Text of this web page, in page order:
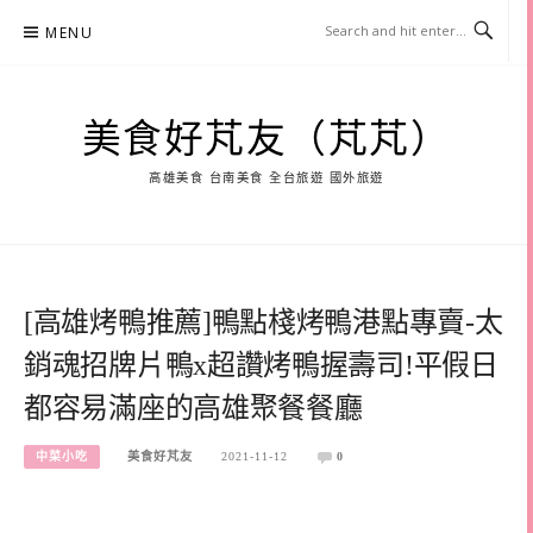
MENU
美食好芃友（芃芃）
高雄美食 台南美食 全台旅遊 國外旅遊
[高雄烤鴨推薦]鴨點棧烤鴨港點專賣-太
銷魂招牌片鴨x超讚烤鴨握壽司!平假日
都容易滿座的高雄聚餐餐廳
中菜小吃 美食好芃友 2021-11-12 0